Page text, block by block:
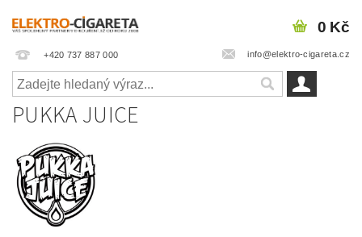
+420 737 887 000 info@elektro-cigareta.cz
0 Kč
PUKKA JUICE